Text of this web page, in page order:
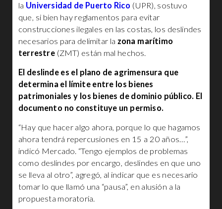
la Universidad de Puerto Rico (UPR), sostuvo
que, si bien hay reglamentos para evitar
construcciones ilegales en las costas, los deslindes
necesarios para delimitar la zona marítimo
terrestre(ZMT) están mal hechos.
El deslinde es el plano de agrimensura que
determina el límite entre los bienes
patrimoniales y los bienes de dominio público. El
documento no constituye un permiso.
“Hay que hacer algo ahora, porque lo que hagamos
ahora tendrá repercusiones en 15 a 20 años…”,
indicó Mercado. “Tengo ejemplos de problemas
como deslindes por encargo, deslindes en que uno
se lleva al otro”, agregó, al indicar que es necesario
tomar lo que llamó una “pausa”, en alusión a la
propuesta moratoria.